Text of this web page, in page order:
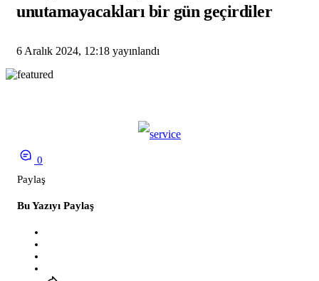
unutamayacakları bir gün geçirdiler
6 Aralık 2024, 12:18 yayınlandı
0
Paylaş
Bu Yazıyı Paylaş